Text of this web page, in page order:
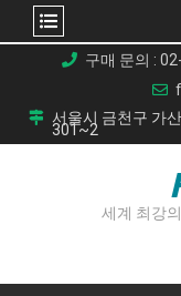
content
구매 문의 :
서울시 금천구 가
301~2
세계 최강